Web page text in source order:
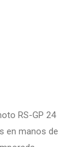
RS-GP 24
en manos de